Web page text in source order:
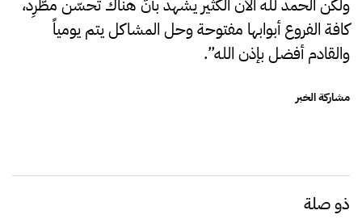
كافة الفروع أبوابها مفتوحة وحل المشاكل يتم يومياً
والقادم أفضل بإذن الله”.
مشاركة الخبر
ذو صلة